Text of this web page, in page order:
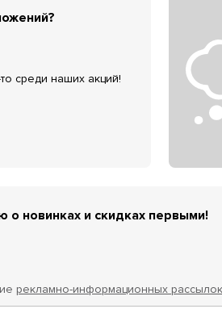
среди наших акций!
о новинках и скидках первыми!
рекламно-информационных рассылок